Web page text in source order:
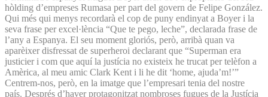
hòlding d’empreses Rumasa per part del govern de Felipe González.
Qui més qui menys recordarà el cop de puny endinyat a Boyer i la
seva frase per excel·lència “Que te pego, leche”, declarada frase de
l’any a Espanya. El seu moment gloriós, però, arribà quan va
aparèixer disfressat de superheroi declarant que “Superman era
justicier i com que aquí la justícia no existeix he trucat per telèfon a
Amèrica, al meu amic Clark Kent i li he dit ‘home, ajuda’m!’”
Centrem-nos, però, en la imatge que l’empresari tenia del nostre
país. Després d’haver protagonitzat nombroses fugues de la Justícia